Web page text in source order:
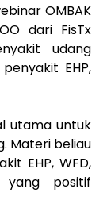
OMBAK
dari FisTx
udang
EHP,
utama untuk
Materi beliau
EHP, WFD,
positif